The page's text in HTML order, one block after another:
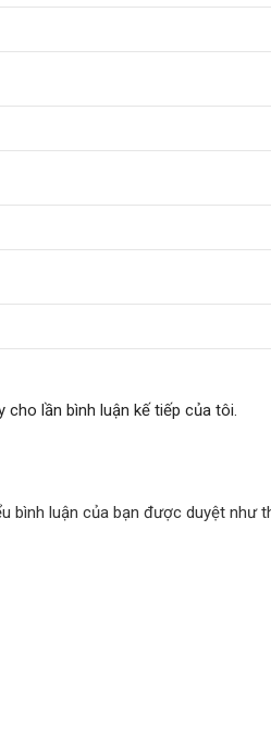
lần bình luận kế tiếp của tôi.
bình luận của bạn được duyệt như